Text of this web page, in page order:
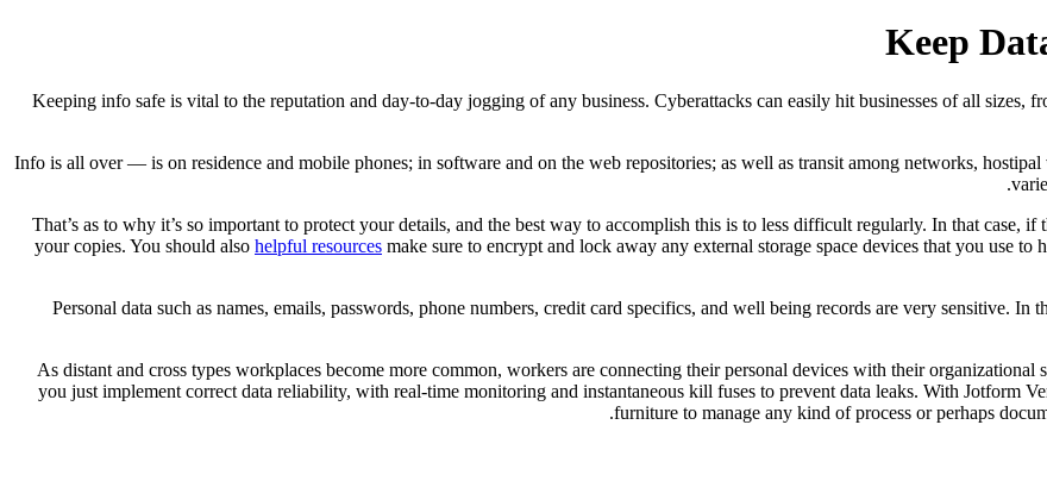
Keep
Keeping info safe is vital to the reputation and day-to-day jogging of any business. Cyberattacks can easily hit businesses of all sizes,
Info is all over — is on residence and mobile phones; in software and on the web repositories; as well as transit among networks,
That’s as to why it’s so important to protect your details, and the best way to accomplish this is to less difficult regularly. In that case,
your copies. You should also helpful resources make sure to encrypt and lock away any external storage space devices that you use
Personal data such as names, emails, passwords, phone numbers, credit card specifics, and well being records are very sensitive.
As distant and cross types workplaces become more common, workers are connecting their personal devices with their organizational
you just implement correct data reliability, with real-time monitoring and instantaneous kill fuses to prevent data leaks. With Jotform
furniture to manage any kind of process or perhaps